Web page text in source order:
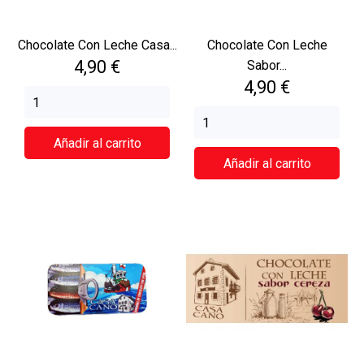
Chocolate Con Leche Casa...
Precio
4,90 €
Añadir al carrito
Chocolate Con Leche
Sabor...
Precio
4,90 €
Añadir al carrito